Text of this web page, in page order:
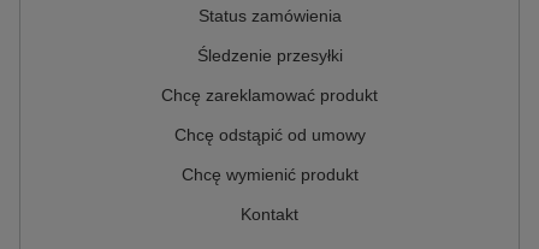
Status zamówienia
Śledzenie przesyłki
Chcę zareklamować produkt
Chcę odstąpić od umowy
Chcę wymienić produkt
Kontakt